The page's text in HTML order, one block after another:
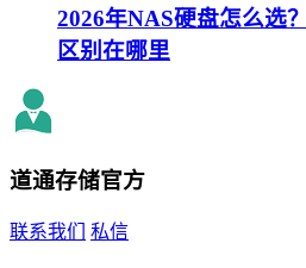
2026年NAS硬盘怎么选
区别在哪里
道通存储官方
联系我们 私信